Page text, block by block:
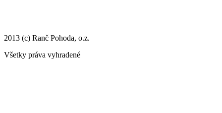
2013 (c) Ranč Pohoda, o.z.
Všetky práva vyhradené